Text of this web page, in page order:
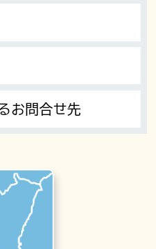
お問合せ先